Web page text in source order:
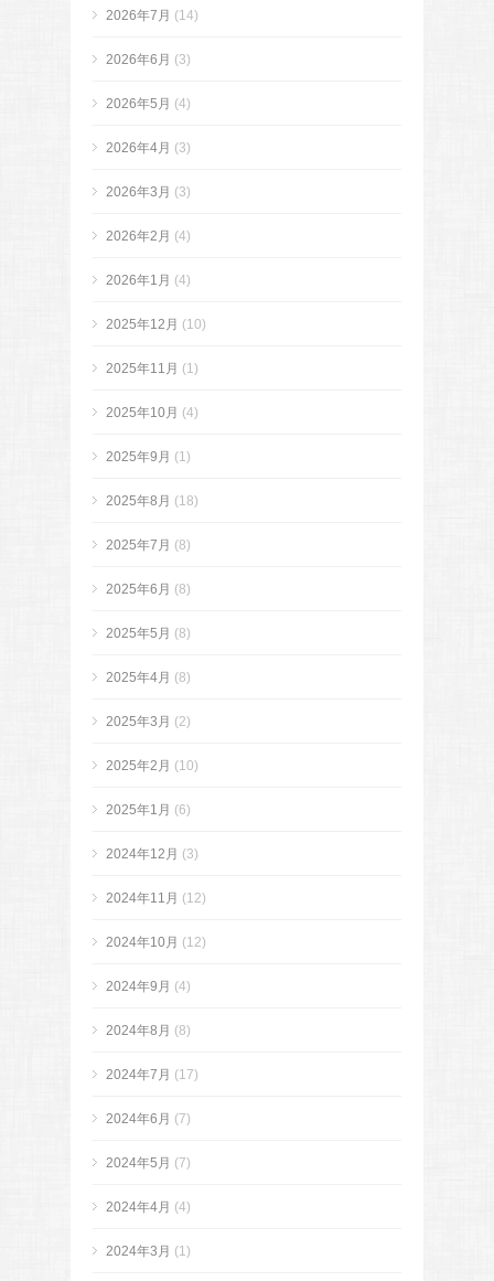
2026年7月 (14)
2026年6月 (3)
2026年5月 (4)
2026年4月 (3)
2026年3月 (3)
2026年2月 (4)
2026年1月 (4)
2025年12月 (10)
2025年11月 (1)
2025年10月 (4)
2025年9月 (1)
2025年8月 (18)
2025年7月 (8)
2025年6月 (8)
2025年5月 (8)
2025年4月 (8)
2025年3月 (2)
2025年2月 (10)
2025年1月 (6)
2024年12月 (3)
2024年11月 (12)
2024年10月 (12)
2024年9月 (4)
2024年8月 (8)
2024年7月 (17)
2024年6月 (7)
2024年5月 (7)
2024年4月 (4)
2024年3月 (1)